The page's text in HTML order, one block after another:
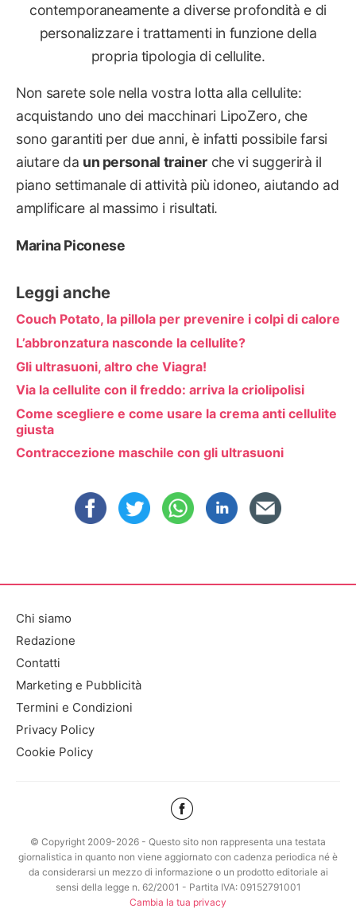
contemporaneamente a diverse profondità e di
personalizzare i trattamenti in funzione della
propria tipologia di cellulite.
Non sarete sole nella vostra lotta alla cellulite:
acquistando uno dei macchinari LipoZero, che
sono garantiti per due anni, è infatti possibile farsi
aiutare da un personal trainerche vi suggerirà il
piano settimanale di attività più idoneo, aiutando ad
amplificare al massimo i risultati.
Marina Piconese
Leggi anche
Couch Potato, la pillola per prevenire i colpi di calore
L’abbronzatura nasconde la cellulite?
Gli ultrasuoni, altro che Viagra!
Via la cellulite con il freddo: arriva la criolipolisi
Come scegliere e come usare la crema anti cellulite
giusta
Contraccezione maschile con gli ultrasuoni
Chi siamo
Redazione
Contatti
Marketing e Pubblicità
Termini e Condizioni
Privacy Policy
Cookie Policy
© Copyright 2009-2026 - Questo sito non rappresenta una testata
giornalistica in quanto non viene aggiornato con cadenza periodica né è
da considerarsi un mezzo di informazione o un prodotto editoriale ai
sensi della legge n. 62/2001 - Partita IVA: 09152791001
Cambia la tua privacy